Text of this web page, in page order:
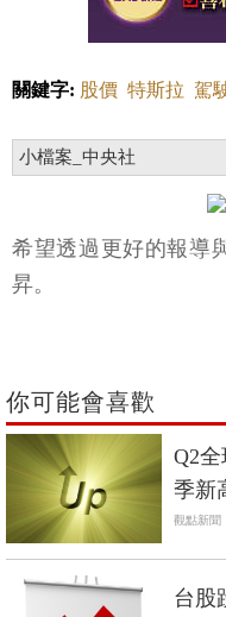
關鍵字: 股價 特斯拉 駕
小檔案_中央社
希望透過更好的報導
昇。
你可能會喜歡
Q2
季新
觀點新聞
台股